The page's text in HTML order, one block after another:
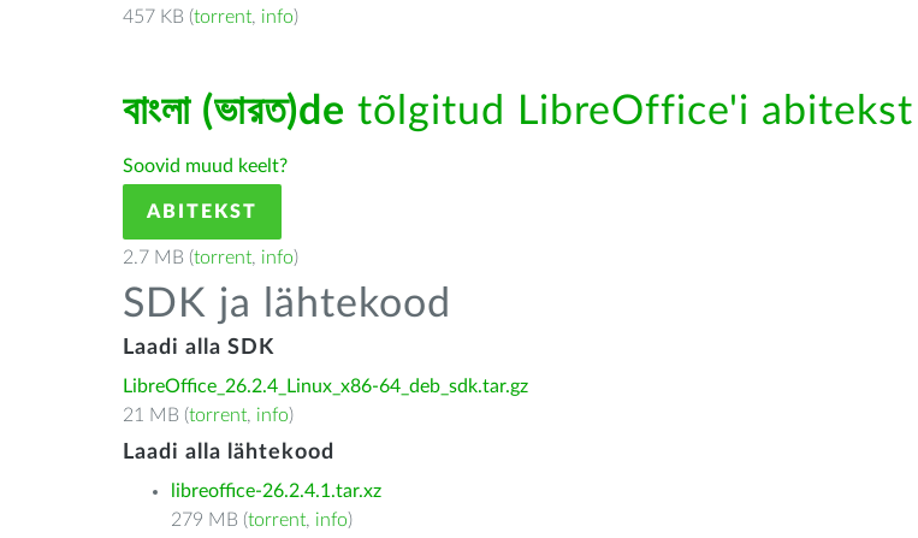
457 KB (torrent, info)
বাংলা (ভারত)de tõlgitud LibreOffice'i abitekst
Soovid muud keelt?
ABITEKST
2.7 MB (torrent, info)
SDK ja lähtekood
Laadi alla SDK
LibreOffice_26.2.4_Linux_x86-64_deb_sdk.tar.gz
21 MB (torrent, info)
Laadi alla lähtekood
libreoffice-26.2.4.1.tar.xz
279 MB (torrent, info)